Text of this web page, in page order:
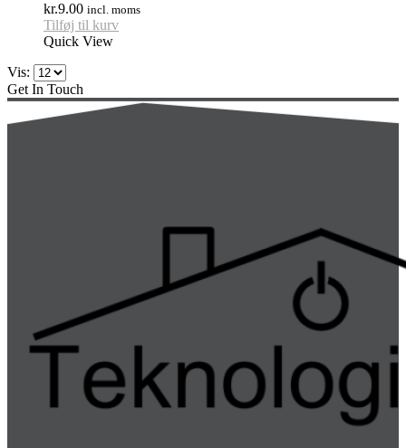
kr.9.00 incl. moms
Tilføj til kurv
Quick View
Vis:
Get In Touch